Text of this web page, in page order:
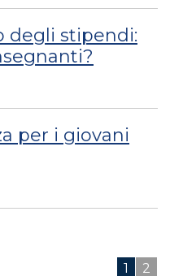
degli stipendi:
per i giovani
1 2